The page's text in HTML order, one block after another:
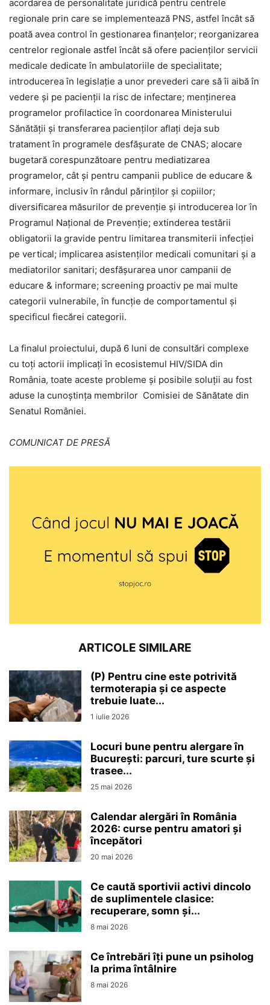
acordarea de personalitate juridică pentru centrele
regionale prin care se implementează PNS, astfel încât să
poată avea control în gestionarea finanțelor; reorganizarea
centrelor regionale astfel încât să ofere pacienților servicii
medicale dedicate în ambulatoriile de specialitate;
introducerea în legislație a unor prevederi care să îi aibă în
vedere și pe pacienții la risc de infectare; menținerea
programelor profilactice în coordonarea Ministerului
Sănătății și transferarea pacienților aflați deja sub
tratament în programele desfășurate de CNAS; alocare
bugetară corespunzătoare pentru mediatizarea
programelor, cât și pentru campanii publice de educare &
informare, inclusiv în rândul părinților și copiilor;
diversificarea măsurilor de prevenție și introducerea lor în
Programul Național de Prevenție; extinderea testării
obligatorii la gravide pentru limitarea transmiterii infecției
pe vertical; implicarea asistenților medicali comunitari și a
mediatorilor sanitari; desfășurarea unor campanii de
educare & informare; screening proactiv pe mai multe
categorii vulnerabile, în funcție de comportamentul și
specificul fiecărei categorii.
La finalul proiectului, după 6 luni de consultări complexe
cu toți actorii implicați în ecosistemul HIV/SIDA din
România, toate aceste probleme și posibile soluții au fost
aduse la cunoștința membrilor Comisiei de Sănătate din
Senatul României.
COMUNICAT DE PRESĂ
ARTICOLE SIMILARE
(P) Pentru cine este potrivită
termoterapia și ce aspecte
trebuie luate...
1 iulie 2026
Locuri bune pentru alergare în
București: parcuri, ture scurte și
trasee...
25 mai 2026
Calendar alergări în România
2026: curse pentru amatori și
începători
20 mai 2026
Ce caută sportivii activi dincolo
de suplimentele clasice:
recuperare, somn și...
8 mai 2026
Ce întrebări îți pune un psiholog
la prima întâlnire
8 mai 2026